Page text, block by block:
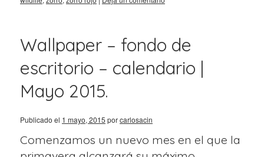
Wallpaper – fondo de
escritorio – calendario |
Mayo 2015.
Publicado el 1 mayo, 2015 porcarlosacin
Comenzamos un nuevo mes en el que la